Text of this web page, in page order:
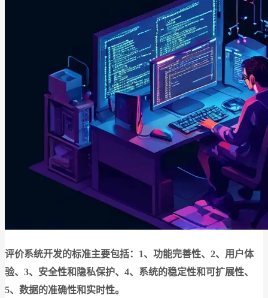
评价系统开发的标准主要包括：1、功能完善性、2、用户体
验、3、安全性和隐私保护、4、系统的稳定性和可扩展性、
5、数据的准确性和实时性。